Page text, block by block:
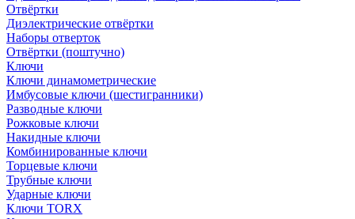
Отвёртки
Диэлектрические отвёртки
Наборы отверток
Отвёртки (поштучно)
Ключи
Ключи динамометрические
Имбусовые ключи (шестигранники)
Разводные ключи
Рожковые ключи
Накидные ключи
Комбинированные ключи
Торцевые ключи
Трубные ключи
Ударные ключи
Ключи TORX